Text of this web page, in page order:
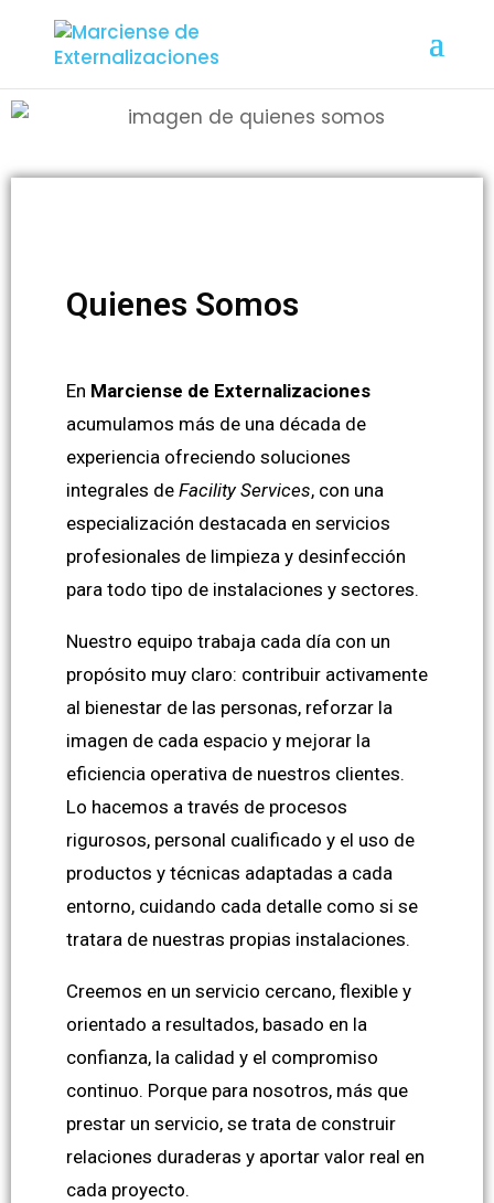
Quienes Somos
En Marciense de Externalizaciones
acumulamos más de una década de
experiencia ofreciendo soluciones
integrales de Facility Services, con una
especialización destacada en servicios
profesionales de limpieza y desinfección
para todo tipo de instalaciones y sectores.
Nuestro equipo trabaja cada día con un
propósito muy claro: contribuir activamente
al bienestar de las personas, reforzar la
imagen de cada espacio y mejorar la
eficiencia operativa de nuestros clientes.
Lo hacemos a través de procesos
rigurosos, personal cualificado y el uso de
productos y técnicas adaptadas a cada
entorno, cuidando cada detalle como si se
tratara de nuestras propias instalaciones.
Creemos en un servicio cercano, flexible y
orientado a resultados, basado en la
confianza, la calidad y el compromiso
continuo. Porque para nosotros, más que
prestar un servicio, se trata de construir
relaciones duraderas y aportar valor real en
cada proyecto.